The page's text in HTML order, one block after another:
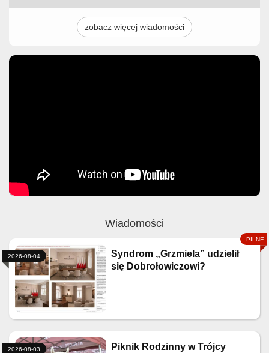
zobacz więcej wiadomości
Wiadomości
Syndrom „Grzmiela” udzielił
się Dobrołowiczowi?
2026-08-04
Piknik Rodzinny w Trójcy
2026-08-03